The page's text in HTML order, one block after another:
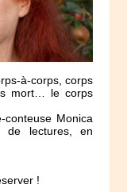
à-corps, corps
mort… le corps
Monica
de lectures, en
!